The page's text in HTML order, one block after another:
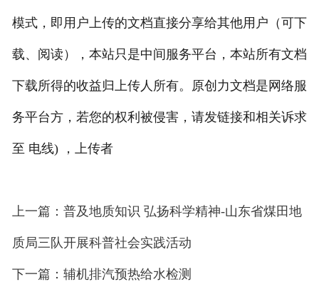
模式，即用户上传的文档直接分享给其他用户（可下
载、阅读），本站只是中间服务平台，本站所有文档
下载所得的收益归上传人所有。原创力文档是网络服
务平台方，若您的权利被侵害，请发链接和相关诉求
至 电线) ，上传者
上一篇：普及地质知识 弘扬科学精神-山东省煤田地
质局三队开展科普社会实践活动
下一篇：辅机排汽预热给水检测